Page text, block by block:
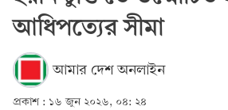
আধিপত্যের সীমা
আমার দেশ অনলাইন
প্রকাশ : ১৬ জুন ২০২৬, ০৪: ২৪